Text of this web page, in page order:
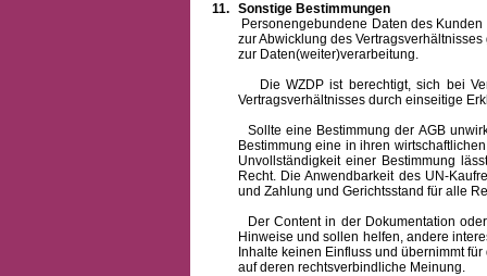
11. Sonstige Bestimmungen
Personengebundene Daten des Kunden
zur Abwicklung des
zur Daten(weiter)verarbeitung.
Die WZDP ist berechtigt, sich bei
Vertragsverhältnisses durch einseitige
Sollte eine Bestimmung der AGB
Bestimmung eine in ihren
Unvollständigkeit einer Bestimmung
Recht. Die Anwendbarkeit des UN-
und Zahlung und Gerichtsstand für alle
Der Content in der Dokumentation oder
Hinweise und sollen helfen, andere
Inhalte keinen Einfluss und übernimmt
auf deren rechtsverbindliche Meinung.